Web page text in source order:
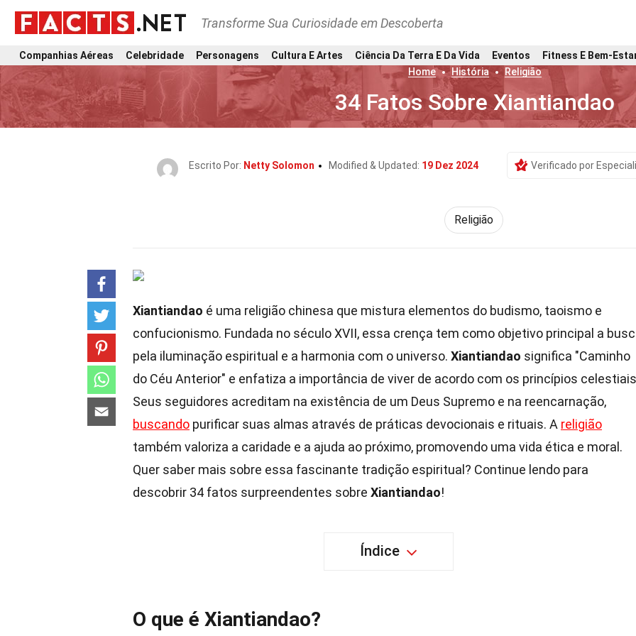
Transforme Sua Curiosidade em Descoberta
Companhias Aéreas Celebridade Personagens Cultura E Artes Ciência Da Terra E Da Vida Eventos
Fitness E Bem-
Home
História Religião
34 Fatos Sobre Xiantiandao
Escrito Por: Netty Solomon Modified & Updated: 19 Dez 2024 Verificado por
Religião
Xiantiandao é uma religião chinesa que mistura elementos do budismo, taoismo e
confucionismo. Fundada no século XVII, essa crença tem como objetivo principal a
pela iluminação espiritual e a harmonia com o universo. Xiantiandao significa "Caminho
do Céu Anterior" e enfatiza a importância de viver de acordo com os princípios
Seus seguidores acreditam na existência de um Deus Supremo e na reencarnação,
buscando purificar suas almas através de práticas devocionais e rituais. A religião
também valoriza a caridade e a ajuda ao próximo, promovendo uma vida ética e moral.
Quer saber mais sobre essa fascinante tradição espiritual? Continue lendo para
descobrir 34 fatos surpreendentes sobre Xiantiandao!
Índice
O que é Xiantiandao?